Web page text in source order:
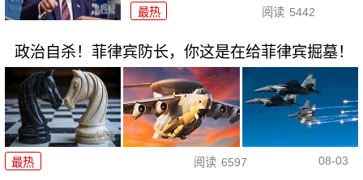
最热 阅读 5442
政治自杀！菲律宾防长，你这是在给菲律宾掘墓！
最热 阅读 6597 08-03